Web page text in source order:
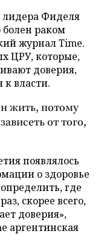
лидера Фиделя
болен раком
журнал Time.
ЦРУ, которые,
доверия,
к власти.
жить, потому
от того,
появлялось
о здоровье
где
скорее всего,
доверия»,
аргентинская